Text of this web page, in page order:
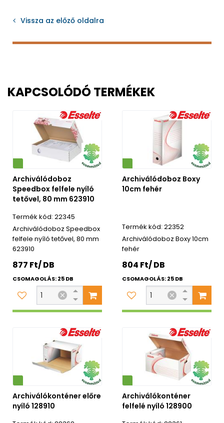
Vissza az előző oldalra
KAPCSOLÓDÓ TERMÉKEK
Archiválódoboz
Speedbox felfele nyíló
tetővel, 80 mm 623910
22345
Archiválódoboz Speedbox
felfele nyíló tetővel, 80 mm
623910
877 Ft/ DB
CSOMAGOLÁS: 25 DB
Környezetbarát
Archiválódoboz Boxy
10cm fehér
22352
Archiválódoboz Boxy 10cm
fehér
804 Ft/ DB
CSOMAGOLÁS: 25 DB
Archiválókonténer előre
nyíló 128910
Környezetbarát
Archiválókonténer
felfelé nyíló 128900